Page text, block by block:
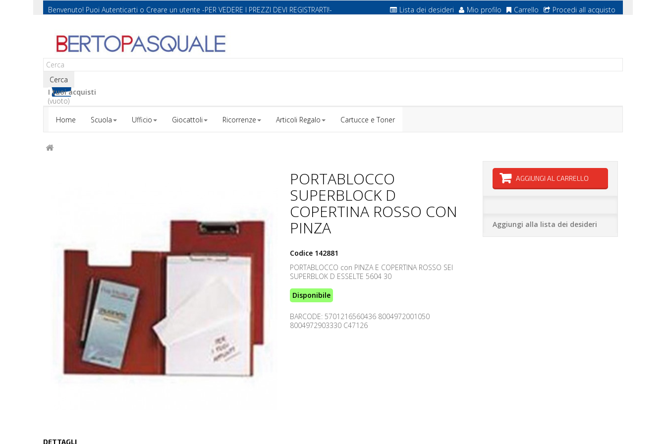
Benvenuto! Puoi Autenticarti o Creare un utente -PER VEDERE I PREZZI DEVI REGISTRARTI!- Lista dei desideri Mio profilo Carrello Procedi all acquisto
Cerca
I tuoi acquisti
(vuoto)
Home
Scuola Ufficio Giocattoli Ricorrenze Articoli Regalo Cartucce e Toner
PORTABLOCCO
SUPERBLOCK D
COPERTINA ROSSO CON
PINZA
Codice 142881
PORTABLOCCO con PINZA E COPERTINA ROSSO SEI
SUPERBLOK D ESSELTE 5604 30
Disponibile
BARCODE: 5701216560436 8004972001050
8004972903330 C47126
AGGIUNGI AL CARRELLO
Aggiungi alla lista dei desideri
DETTAGLI